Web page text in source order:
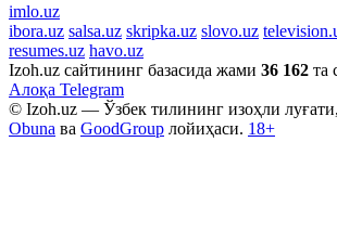
imlo.uz
ibora.uz salsa.uz skripka.uz slovo.uz
resumes.uz havo.uz
Izoh.uz сайтининг базасида жами 36 162 та
Алоқа Telegram
© Izoh.uz — Ўзбек тилининг изоҳли
Obuna ва GoodGroup лойиҳаси. 18+